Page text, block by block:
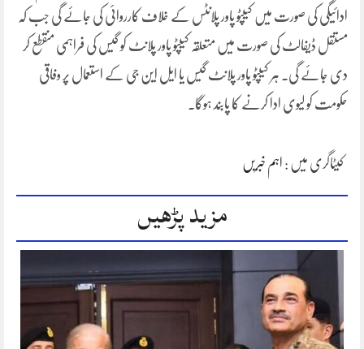
ادائیگی کی صورت میں کیپٹو پاور پلانٹس کے خلاف کارروائی کی جائے گی جب کہ
مستقل ڈیفالٹ کی صورت میں متعلقہ کیپٹو پاور پلانٹ کو گیس کی فراہمی منقطع کر
دی جائے گی۔ ہر کیپٹو پاور پلانٹ گیس یا ایل این جی کے استعمال پر وفاقی
حکومت کو لیوی ادا کرنے کا پابند ہوگا۔
کیٹاگری میں : اہم خبریں
مزید پڑھیں